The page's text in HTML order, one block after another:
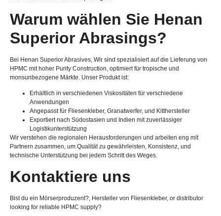
Warum wählen Sie Henan
Superior Abrasings?
Bei Henan Superior Abrasives, Wir sind spezialisiert auf die Lieferung von
HPMC mit hoher Purity Construction, optimiert für tropische und
monsunbezogene Märkte. Unser Produkt ist:
Erhältlich in verschiedenen Viskositäten für verschiedene
Anwendungen
Angepasst für Fliesenkleber, Granatwerfer, und Kitthersteller
Exportiert nach Südostasien und Indien mit zuverlässiger
Logistikunterstützung
Wir verstehen die regionalen Herausforderungen und arbeiten eng mit
Partnern zusammen, um Qualität zu gewährleisten, Konsistenz, und
technische Unterstützung bei jedem Schritt des Weges.
Kontaktiere uns
Bist du ein Mörserproduzent?, Hersteller von Fliesenkleber, or distributor
looking for reliable HPMC supply?